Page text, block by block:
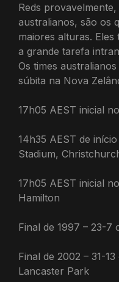
Reds
australianos, são os
maiores alturas. Eles
a grande tarefa
Os times
súbita na Nova
17h05 AEST inicial
14h35 AEST de
Stadium,
17h05 AEST inicial
Hamilton
Final de 1997 – 23-7
Final de 2002 – 31-
Lancaster Park